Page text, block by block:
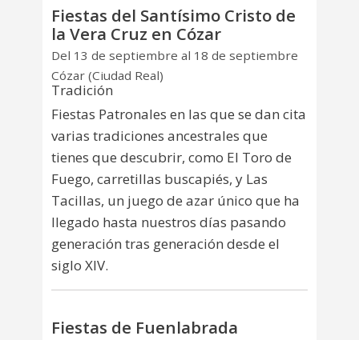
Fiestas del Santísimo Cristo de
la Vera Cruz en Cózar
Del 13 de septiembre al 18 de septiembre
Cózar (Ciudad Real)
Tradición
Fiestas Patronales en las que se dan cita
varias tradiciones ancestrales que
tienes que descubrir, como El Toro de
Fuego, carretillas buscapiés, y Las
Tacillas, un juego de azar único que ha
llegado hasta nuestros días pasando
generación tras generación desde el
siglo XIV.
Fiestas de Fuenlabrada